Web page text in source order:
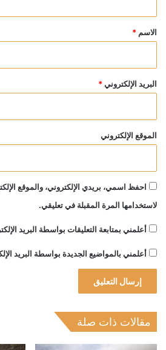
*
الاسم *
البريد الإلكتروني *
الموقع الإلكتروني
احفظ اسمي، بريدي الإلكتروني، والموقع
لاستخدامها المرة المقبلة في تعليقي.
أعلمني بمتابعة التعليقات بواسطة البريد
أعلمني بالمواضيع الجديدة بواسطة البريد
مقالات ذات صلة